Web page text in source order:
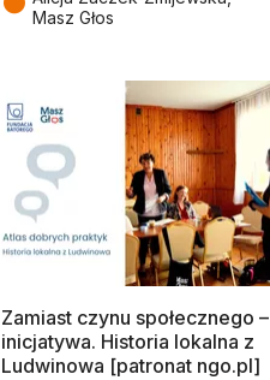
Masz Głos
Zamiast czynu społecznego –
inicjatywa. Historia lokalna z
Ludwinowa [patronat ngo.pl]